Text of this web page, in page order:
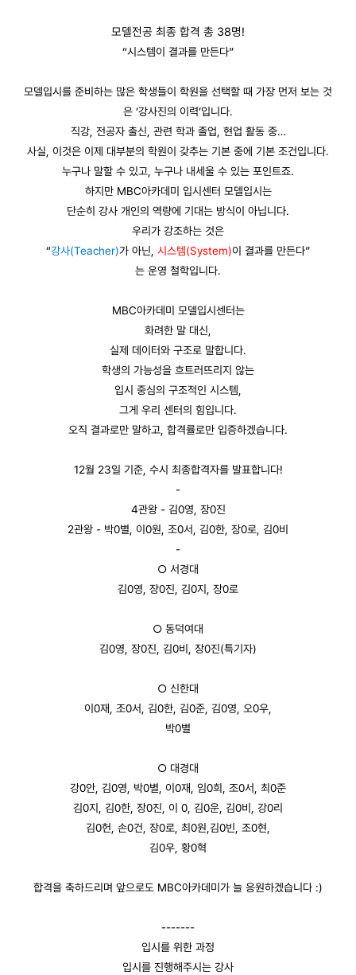
모델전공 최종 합격 총 38명!
“시스템이 결과를 만든다”
모델입시를 준비하는 많은 학생들이 학원을 선택할 때 가장 먼저 보는 것
은 ‘강사진의 이력’입니다.
직강, 전공자 출신, 관련 학과 졸업, 현업 활동 중…
사실, 이것은 이제 대부분의 학원이 갖추는 기본 중에 기본 조건입니다.
누구나 말할 수 있고, 누구나 내세울 수 있는 포인트죠.
하지만 MBC아카데미 입시센터 모델입시는
단순히 강사 개인의 역량에 기대는 방식이 아닙니다.
우리가 강조하는 것은
“강사(Teacher)가 아닌, 시스템(System)이 결과를 만든다”
는 운영 철학입니다.
MBC아카데미 모델입시센터는
화려한 말 대신,
실제 데이터와 구조로 말합니다.
학생의 가능성을 흐트러뜨리지 않는
입시 중심의 구조적인 시스템,
그게 우리 센터의 힘입니다.
오직 결과로만 말하고, 합격률로만 입증하겠습니다.
12월 23일 기준, 수시 최종합격자를 발표합니다!
-
4관왕 - 김0영, 장0진
2관왕 - 박0별, 이0원, 조0서, 김0한, 장0로, 김0비
-
○ 서경대
김0영, 장0진, 김0지, 장0로
○ 동덕여대
김0영, 장0진, 김0비, 장0진(특기자)
○ 신한대
이0재, 조0서, 김0한, 김0준, 김0영, 오0우,
박0별
○ 대경대
강0안, 김0영, 박0별, 이0재, 임0희, 조0서, 최0준
김0지, 김0한, 장0진, 이 0, 김0운, 김0비, 강0리
김0헌, 손0건, 장0로, 최0원,김0빈, 조0현,
김0우, 황0혁
합격을 축하드리며 앞으로도 MBC아카데미가 늘 응원하겠습니다 :)
-------
입시를 위한 과정
입시를 진행해주시는 강사